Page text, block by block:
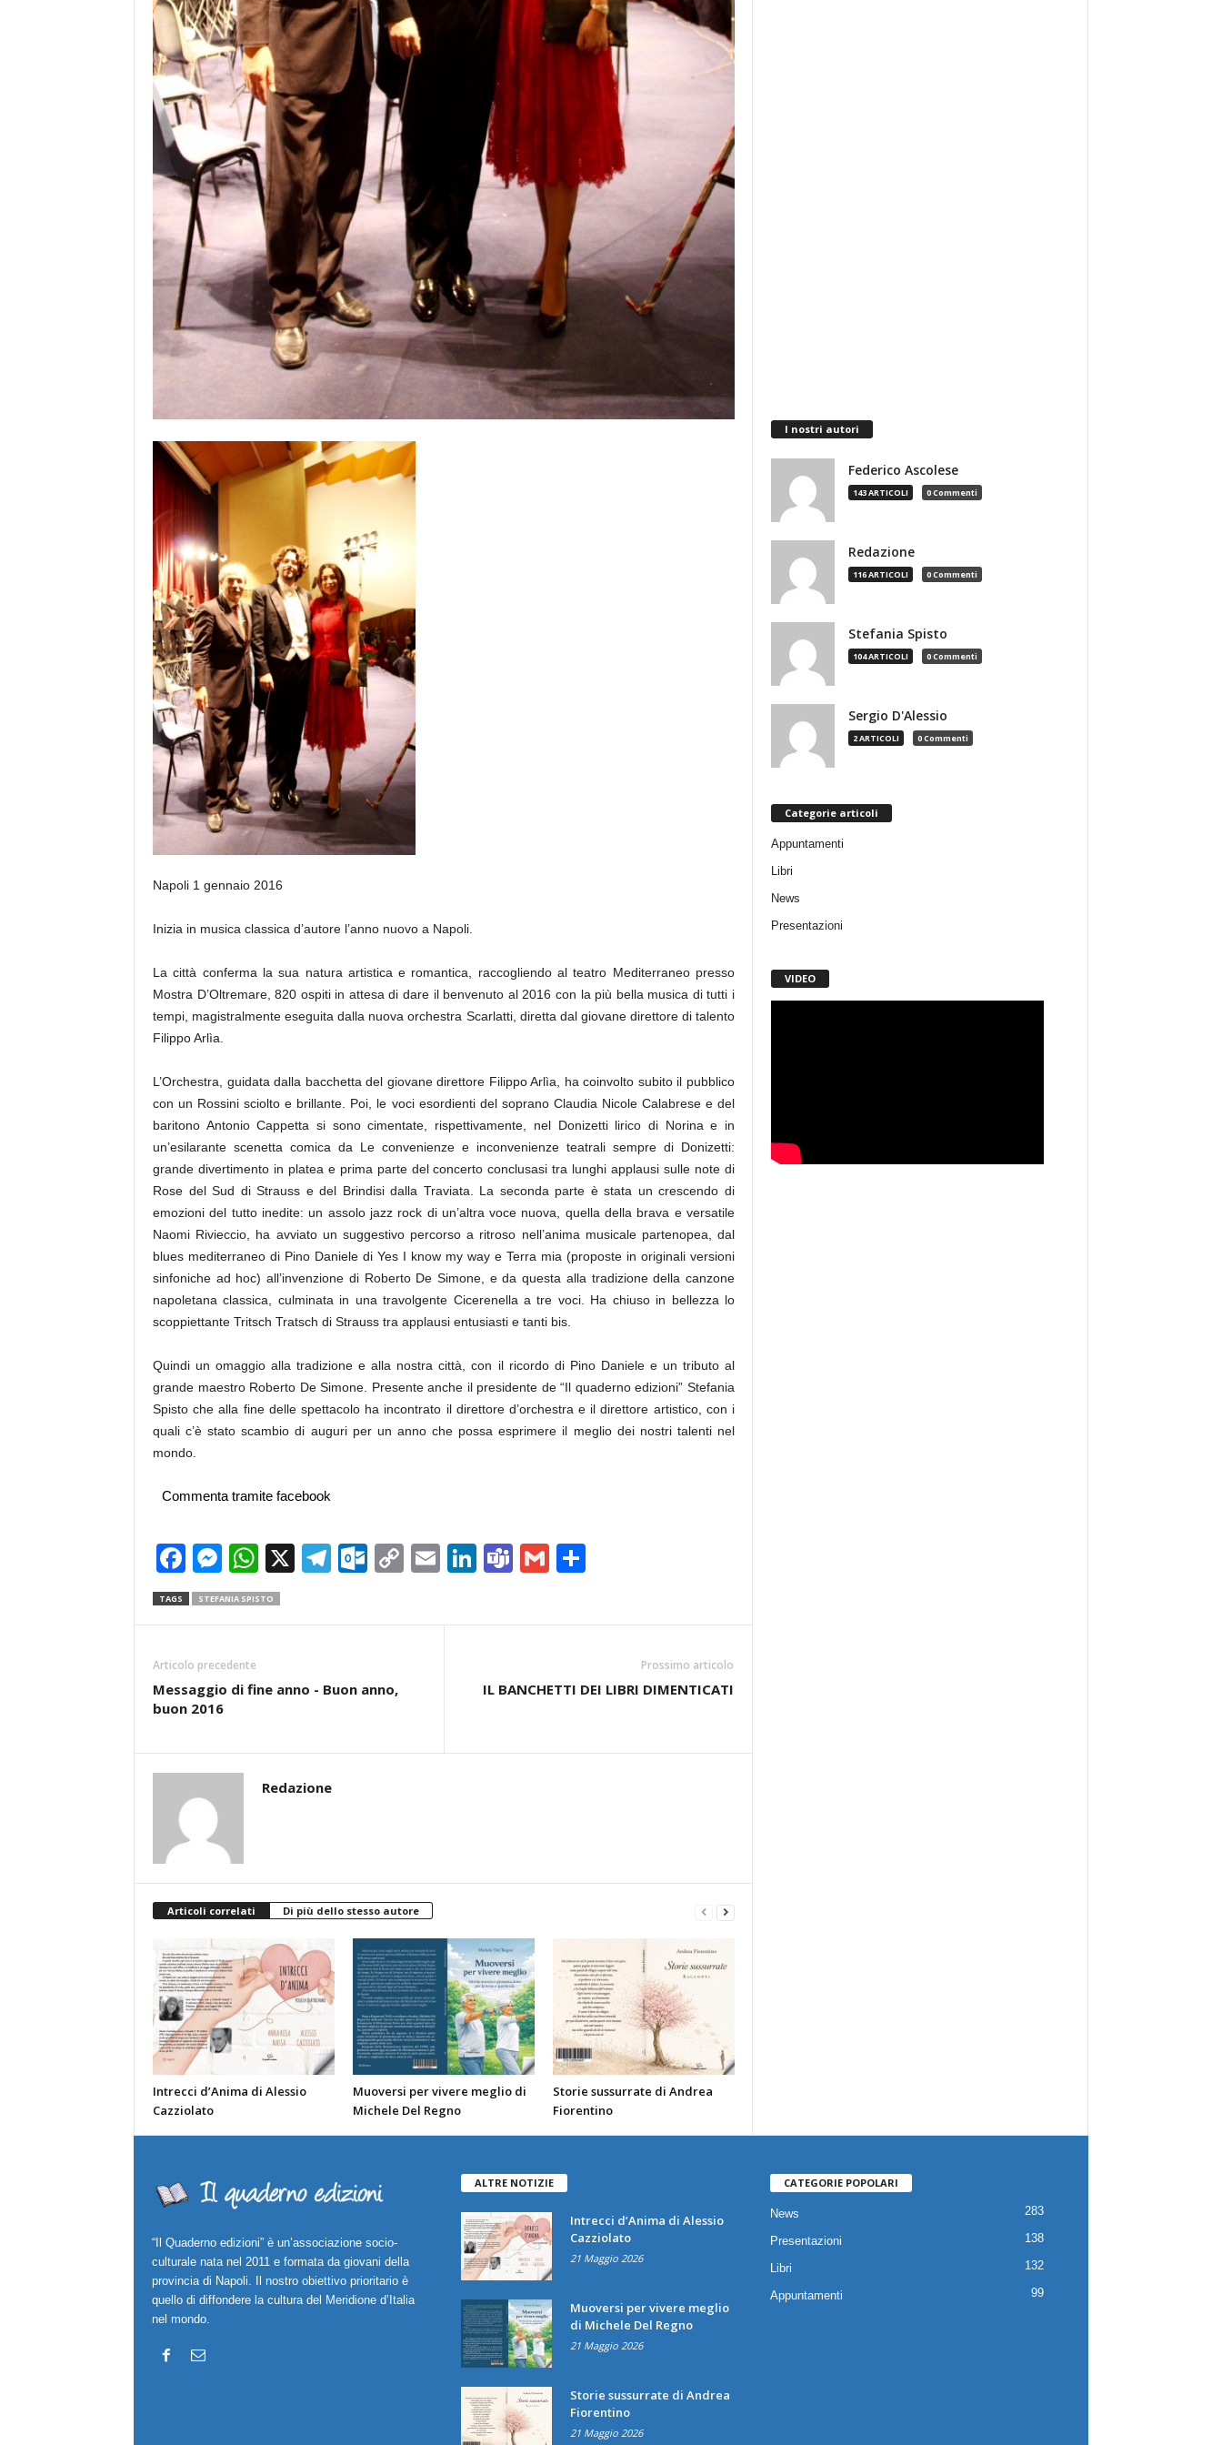
Napoli 1 gennaio 2016
Inizia in musica classica d’autore l’anno nuovo a Napoli.
La città conferma la sua natura artistica e romantica, raccogliendo al teatro Mediterraneo presso
Mostra D’Oltremare, 820 ospiti in attesa di dare il benvenuto al 2016 con la più bella musica di tutti i
tempi, magistralmente eseguita dalla nuova orchestra Scarlatti, diretta dal giovane direttore di talento
Filippo Arlìa.
L’Orchestra, guidata dalla bacchetta del giovane direttore Filippo Arlìa, ha coinvolto subito il pubblico
con un Rossini sciolto e brillante. Poi, le voci esordienti del soprano Claudia Nicole Calabrese e del
baritono Antonio Cappetta si sono cimentate, rispettivamente, nel Donizetti lirico di Norina e in
un’esilarante scenetta comica da Le convenienze e inconvenienze teatrali sempre di Donizetti:
grande divertimento in platea e prima parte del concerto conclusasi tra lunghi applausi sulle note di
Rose del Sud di Strauss e del Brindisi dalla Traviata. La seconda parte è stata un crescendo di
emozioni del tutto inedite: un assolo jazz rock di un’altra voce nuova, quella della brava e versatile
Naomi Rivieccio, ha avviato un suggestivo percorso a ritroso nell’anima musicale partenopea, dal
blues mediterraneo di Pino Daniele di Yes I know my way e Terra mia (proposte in originali versioni
sinfoniche ad hoc) all’invenzione di Roberto De Simone, e da questa alla tradizione della canzone
napoletana classica, culminata in una travolgente Cicerenella a tre voci. Ha chiuso in bellezza lo
scoppiettante Tritsch Tratsch di Strauss tra applausi entusiasti e tanti bis.
Quindi un omaggio alla tradizione e alla nostra città, con il ricordo di Pino Daniele e un tributo al
grande maestro Roberto De Simone. Presente anche il presidente de “Il quaderno edizioni” Stefania
Spisto che alla fine delle spettacolo ha incontrato il direttore d’orchestra e il direttore artistico, con i
quali c’è stato scambio di auguri per un anno che possa esprimere il meglio dei nostri talenti nel
mondo.
Commenta tramite facebook
Facebook
Messenger
WhatsApp
X Telegram
Outlook.com
CopyEmailLinkedIn
TeamsGmail
TAGS STEFANIA SPISTO
Articolo precedente
Messaggio di fine anno - Buon anno,
buon 2016
Prossimo articolo
IL BANCHETTI DEI LIBRI DIMENTICATI
Redazione
Articoli correlati Di più dello stesso autore
Intrecci d’Anima di Alessio
Cazziolato
Muoversi per vivere meglio di
Michele Del Regno
Storie sussurrate di Andrea
Fiorentino
I nostri autori
Federico Ascolese
143 ARTICOLI 0 Commenti
Redazione
116 ARTICOLI 0 Commenti
Stefania Spisto
104 ARTICOLI 0 Commenti
Sergio D'Alessio
2 ARTICOLI 0 Commenti
Categorie articoli
Appuntamenti
Libri
News
Presentazioni
VIDEO
“Il Quaderno edizioni” è un’associazione socio-
culturale nata nel 2011 e formata da giovani della
provincia di Napoli. Il nostro obiettivo prioritario è
quello di diffondere la cultura del Meridione d’Italia
nel mondo.
ALTRE NOTIZIE
Intrecci d’Anima di Alessio
Cazziolato
21 Maggio 2026
Muoversi per vivere meglio
di Michele Del Regno
21 Maggio 2026
Storie sussurrate di Andrea
Fiorentino
21 Maggio 2026
CATEGORIE POPOLARI
News 283
Presentazioni 138
Libri 132
Appuntamenti 99